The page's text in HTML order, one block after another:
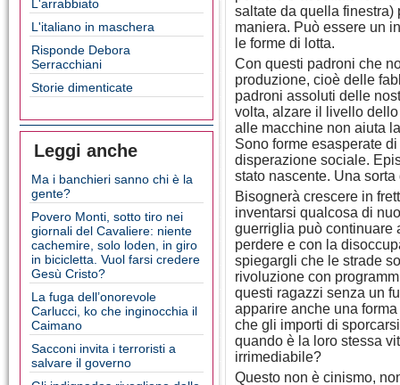
L'arrabbiato
L'italiano in maschera
Risponde Debora
Serracchiani
Storie dimenticate
Leggi anche
Ma i banchieri sanno chi è la
gente?
Povero Monti, sotto tiro nei
giornali del Cavaliere: niente
cachemire, solo loden, in giro
in bicicletta. Vuol farsi credere
Gesù Cristo?
La fuga dell’onorevole
Carlucci, ko che inginocchia il
Caimano
Sacconi invita i terroristi a
salvare il governo
saltate da quella finestra)
maniera. Può essere un
le forme di lotta.
Con questi padroni che
produzione, cioè delle
padroni assoluti delle
volta, alzare il livello
alle macchine non aiuta
Sono forme esasperate
disperazione sociale.
stato nascente. Una
Bisognerà crescere in
inventarsi qualcosa di
guerriglia può continuare
perdere e con la
spiegargli che le strade
rivoluzione con
questi ragazzi senza un
apparire anche una
che gli importi di
quando è la loro stessa
irrimediabile?
Questo non è cinismo,